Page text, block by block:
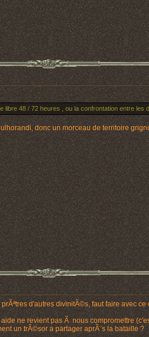
libre 48 / 72 heures , ou la confrontation entre les
donc un morceau de territoire
d'autres divinitÃ©s, faut faire avec
ne revient pas Ã nous compromettre
un trÃ©sor a partager aprÃ¨s la bataille ?